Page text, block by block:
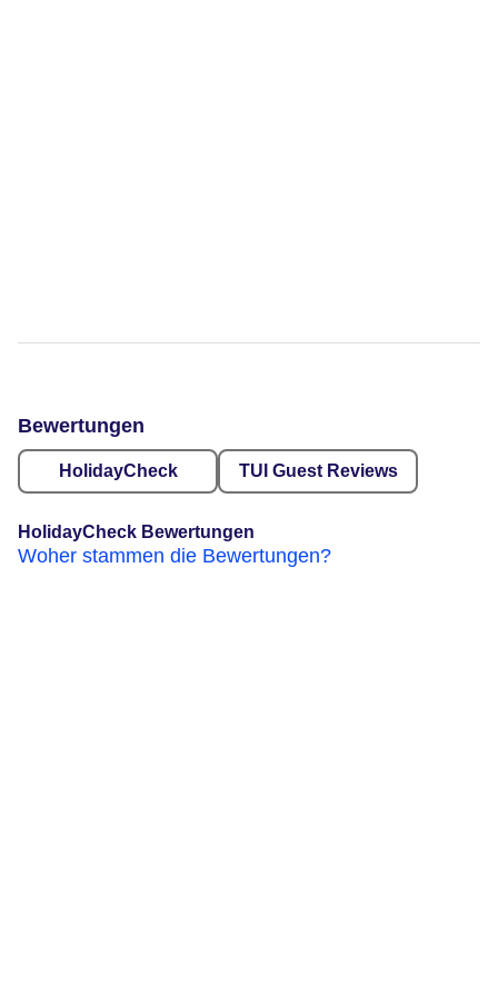
Bewertungen
HolidayCheck TUI Guest Reviews
HolidayCheck Bewertungen
Woher stammen die Bewertungen?